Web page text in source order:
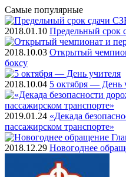
Самые популярные
2018.01.10 Предельный срок
2018.10.03 Открытый
боксу
2018.10.04 5 октября — День
2019.01.24 «Декада
пассажирском транспорте»
2018.12.29 Новогоднее